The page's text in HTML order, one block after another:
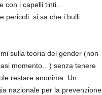
con i capelli tinti…
pericoli: si sa che i bulli
sulla teoria del gender (non
momento…) senza tenere
restare anonima. Un
nazionale per la prevenzione